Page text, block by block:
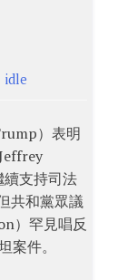
idle
）表明
支持司法
共和黨眾議
）罕見唱反
案件。